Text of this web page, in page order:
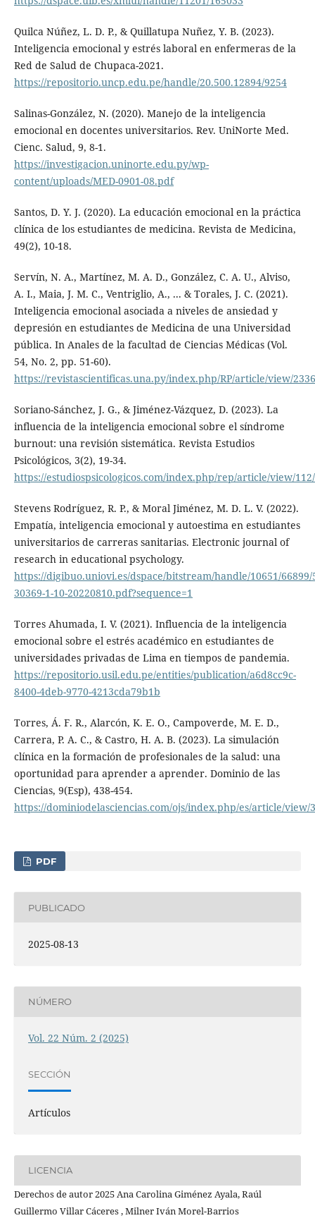
Quilca Núñez, L. D. P., & Quillatupa Nuñez, Y. B. (2023).
Inteligencia emocional y estrés laboral en enfermeras de la
Red de Salud de Chupaca-2021.
https://repositorio.uncp.edu.pe/handle/20.500.12894/9254
Salinas-González, N. (2020). Manejo de la inteligencia
emocional en docentes universitarios. Rev. UniNorte Med.
Cienc. Salud, 9, 8-1.
https://investigacion.uninorte.edu.py/wp-
content/uploads/MED-0901-08.pdf
Santos, D. Y. J. (2020). La educación emocional en la práctica
clínica de los estudiantes de medicina. Revista de Medicina,
49(2), 10-18.
Servín, N. A., Martínez, M. A. D., González, C. A. U., Alviso,
A. I., Maia, J. M. C., Ventriglio, A., ... & Torales, J. C. (2021).
Inteligencia emocional asociada a niveles de ansiedad y
depresión en estudiantes de Medicina de una Universidad
pública. In Anales de la facultad de Ciencias Médicas (Vol.
54, No. 2, pp. 51-60).
https://revistascientificas.una.py/index.php/RP/article/view/2336
Soriano-Sánchez, J. G., & Jiménez-Vázquez, D. (2023). La
influencia de la inteligencia emocional sobre el síndrome
burnout: una revisión sistemática. Revista Estudios
Psicológicos, 3(2), 19-34.
https://estudiospsicologicos.com/index.php/rep/article/view/
Stevens Rodríguez, R. P., & Moral Jiménez, M. D. L. V. (2022).
Empatía, inteligencia emocional y autoestima en estudiantes
universitarios de carreras sanitarias. Electronic journal of
research in educational psychology.
https://digibuo.uniovi.es/dspace/bitstream/handle/10651/
30369-1-10-20220810.pdf?sequence=1
Torres Ahumada, I. V. (2021). Influencia de la inteligencia
emocional sobre el estrés académico en estudiantes de
universidades privadas de Lima en tiempos de pandemia.
https://repositorio.usil.edu.pe/entities/publication/a6d8cc9c-
8400-4deb-9770-4213cda79b1b
Torres, Á. F. R., Alarcón, K. E. O., Campoverde, M. E. D.,
Carrera, P. A. C., & Castro, H. A. B. (2023). La simulación
clínica en la formación de profesionales de la salud: una
oportunidad para aprender a aprender. Dominio de las
Ciencias, 9(Esp), 438-454.
https://dominiodelasciencias.com/ojs/index.php/es/article/view/
PDF
PUBLICADO
2025-08-13
NÚMERO
Vol. 22 Núm. 2 (2025)
SECCIÓN
Artículos
LICENCIA
Derechos de autor 2025 Ana Carolina Giménez Ayala, Raúl
Guillermo Villar Cáceres , Milner Iván Morel-Barrios